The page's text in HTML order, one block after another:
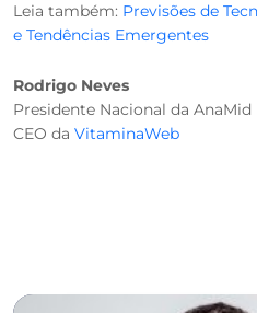
Leia também: Previsões de
e Tendências Emergentes
Rodrigo Neves
Presidente Nacional da AnaMid
CEO da VitaminaWeb